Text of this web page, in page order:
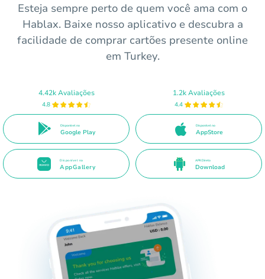
Esteja sempre perto de quem você ama com o
Hablax. Baixe nosso aplicativo e descubra a
facilidade de comprar cartões presente online
em Turkey.
4.42k Avaliações
4.8
Disponível no
Google Play
1.2k Avaliações
4.4
Disponível no
AppStore
Disponível na
AppGallery
APK Direto
Download